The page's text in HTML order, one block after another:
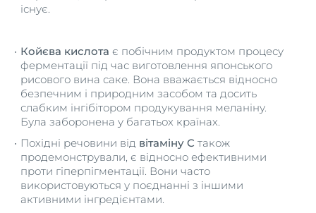
існує.
Койєва кислота є побічним продуктом процесу
ферментації під час виготовлення японського
рисового вина саке. Вона вважається відносно
безпечним і природним засобом та досить
слабким інгібітором продукування меланіну.
Була заборонена у багатьох країнах.
Похідні речовини від вітаміну C також
продемонстрували, є відносно ефективними
проти гіперпігментації. Вони часто
використовуються у поєднанні з іншими
активними інгредієнтами.